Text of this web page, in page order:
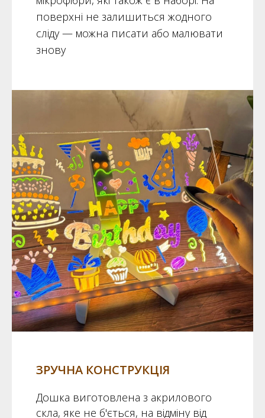
поверхні не залишиться жодного
сліду — можна писати або малювати
знову
ЗРУЧНА КОНСТРУКЦІЯ
Дошка виготовлена з акрилового
скла, яке не б'ється, на відміну від